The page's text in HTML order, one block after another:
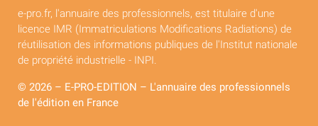
e-pro.fr, l'annuaire des professionnels, est titulaire d'une
licence IMR (Immatriculations Modifications Radiations) de
réutilisation des informations publiques de l'Institut nationale
de propriété industrielle - INPI.
© 2026 – E-PRO-EDITION – L'annuaire des professionnels
de l'édition en France